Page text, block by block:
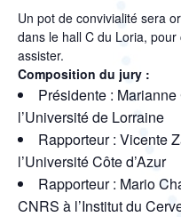
Un pot de convivialité sera
dans le hall C du Loria,
assister.
Composition du jury :
Présidente :
l’Université de Lorraine
Rapporteur : Vicente
l’Université Côte d’Azur
Rapporteur : Mario
CNRS à l’Institut du